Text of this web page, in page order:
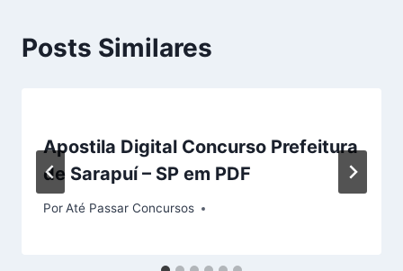
Posts Similares
Apostila Digital Concurso Prefeitura
de Sarapuí – SP em PDF
PorAté Passar Concursos